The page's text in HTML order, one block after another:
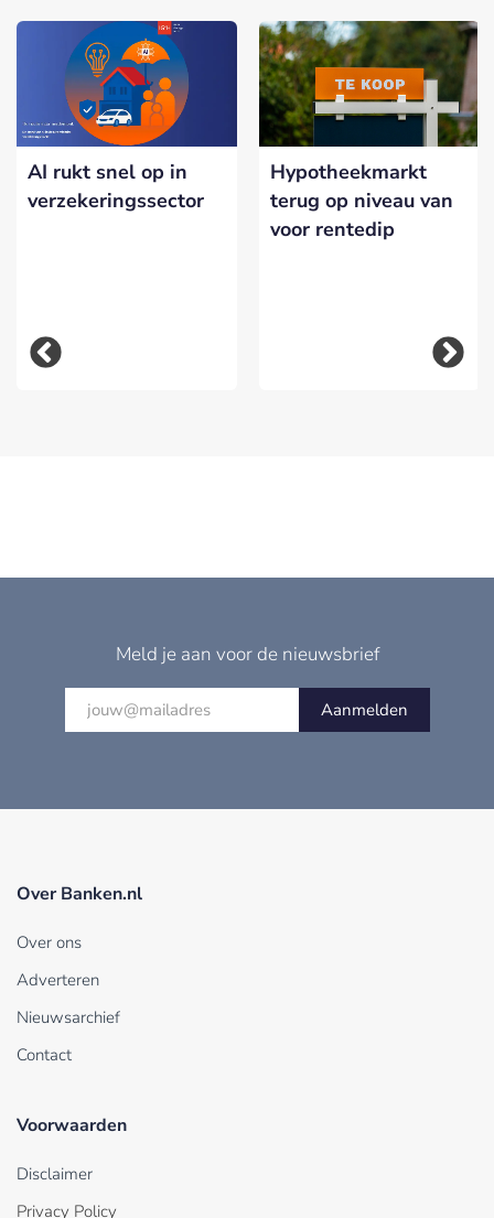
AI rukt snel op in
verzekeringssector
Hypotheekmarkt
terug op niveau van
voor rentedip
Meld je aan voor de nieuwsbrief
Aanmelden
Over Banken.nl
Over ons
Adverteren
Nieuwsarchief
Contact
Voorwaarden
Disclaimer
Privacy Policy